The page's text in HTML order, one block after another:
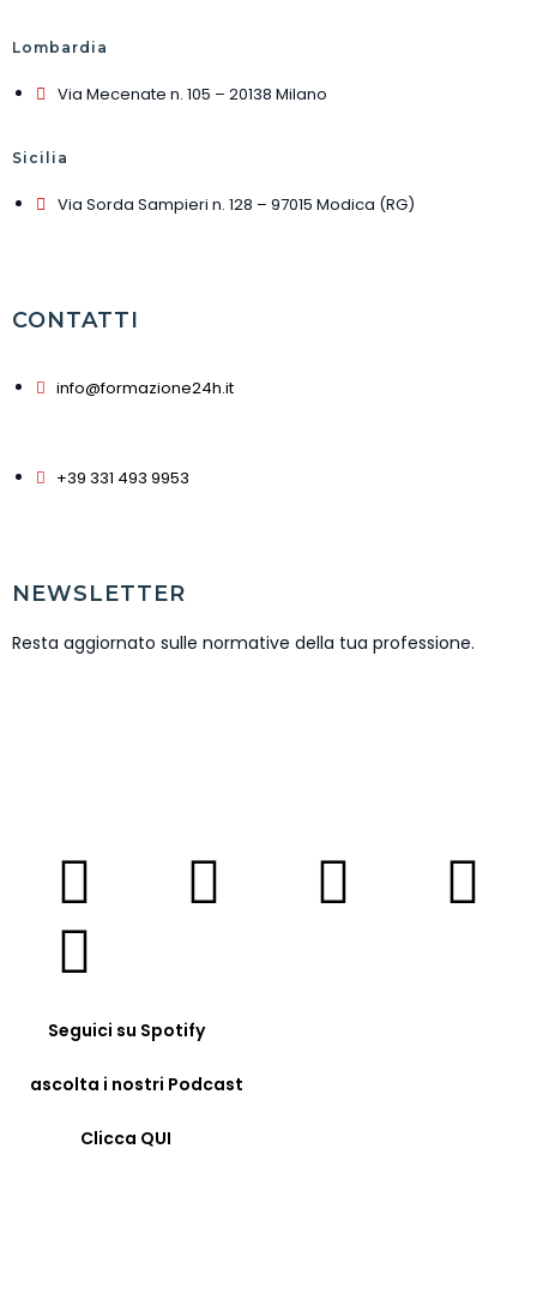
Lombardia
Via Mecenate n. 105 – 20138 Milano
Sicilia
Via Sorda Sampieri n. 128 – 97015 Modica (RG)
CONTATTI
info@formazione24h.it
+39 331 493 9953
NEWSLETTER
Resta aggiornato sulle normative della tua professione.
Seguici su Spotify
ascolta i nostri Podcast
Clicca QUI